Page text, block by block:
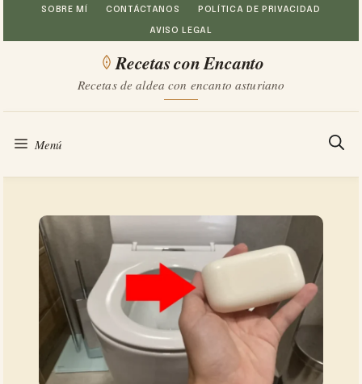
Saltar
al
SOBRE MÍ CONTÁCTANOS POLÍTICA DE PRIVACIDAD
AVISO LEGAL
Recetas con Encanto
Recetas de aldea con encanto asturiano
Menú